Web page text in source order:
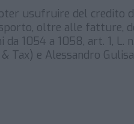
usufruire del credito
oltre alle fatture,
da 1054 a 1058, art. 1,
Tax) e Alessandro